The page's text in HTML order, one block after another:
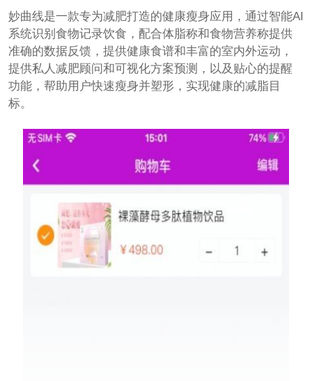
妙曲线是一款专为减肥打造的健康瘦身应用，通过智能AI
系统识别食物记录饮食，配合体脂称和食物营养称提供
准确的数据反馈，提供健康食谱和丰富的室内外运动，
提供私人减肥顾问和可视化方案预测，以及贴心的提醒
功能，帮助用户快速瘦身并塑形，实现健康的减脂目
标。